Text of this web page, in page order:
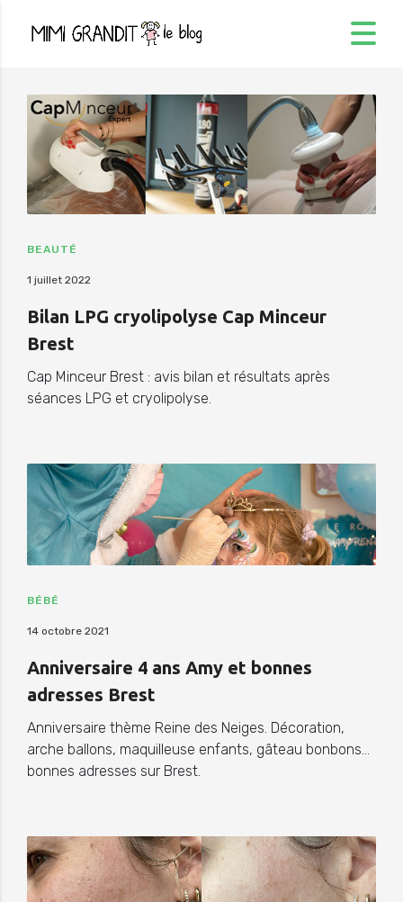
BEAUTÉ
1 juillet 2022
Bilan LPG cryolipolyse Cap Minceur
Brest
Cap Minceur Brest : avis bilan et résultats après
séances LPG et cryolipolyse.
BÉBÉ
14 octobre 2021
Anniversaire 4 ans Amy et bonnes
adresses Brest
Anniversaire thème Reine des Neiges. Décoration,
arche ballons, maquilleuse enfants, gâteau bonbons…
bonnes adresses sur Brest.